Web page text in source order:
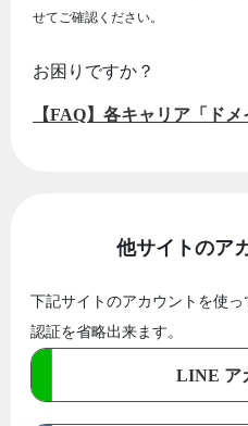
せてご確認ください。
お困りですか？
【FAQ】各キャリア「ド
他サイトのア
下記サイトのアカウントを使
認証を省略出来ます。
LINE ア